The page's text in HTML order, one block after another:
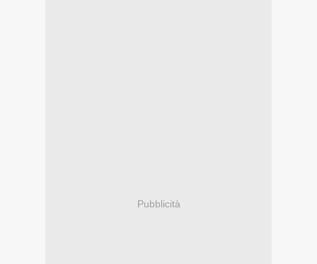
Pubblicità